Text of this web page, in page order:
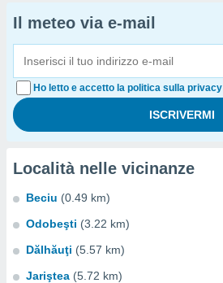
Il meteo via e-mail
Ho letto e accetto la politica sulla privacy
Località nelle vicinanze
Beciu (0.49 km)
Odobeşti (3.22 km)
Dălhăuţi (5.57 km)
Jariştea (5.72 km)